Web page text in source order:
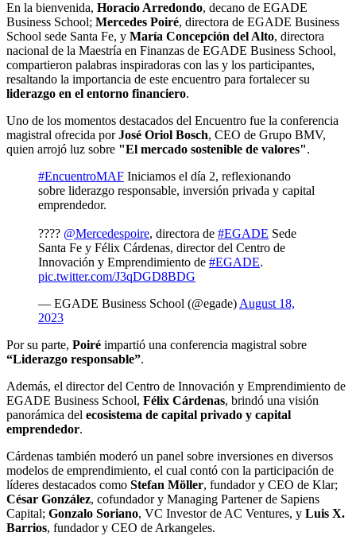
En la bienvenida, Horacio Arredondo, decano de EGADE
Business School; Mercedes Poiré, directora de EGADE Business
School sede Santa Fe, y María Concepción del Alto, directora
nacional de la Maestría en Finanzas de EGADE Business School,
compartieron palabras inspiradoras con las y los participantes,
resaltando la importancia de este encuentro para fortalecer su
liderazgo en el entorno financiero.
Uno de los momentos destacados del Encuentro fue la conferencia
magistral ofrecida porJosé Oriol Bosch, CEO de Grupo BMV,
quien arrojó luz sobre "El mercado sostenible de valores".
#EncuentroMAF Iniciamos el día 2, reflexionando
sobre liderazgo responsable, inversión privada y capital
emprendedor.
???? @Mercedespoire, directora de #EGADE Sede
Santa Fe y Félix Cárdenas, director del Centro de
Innovación y Emprendimiento de #EGADE.
pic.twitter.com/J3qDGD8BDG
— EGADE Business School (@egade)August 18,
2023
Por su parte, Poiré impartió una conferencia magistral sobre
“Liderazgo responsable”.
Además, el director del Centro de Innovación y Emprendimiento de
EGADE Business School, Félix Cárdenas, brindó una visión
panorámica del ecosistema de capital privado y capital
emprendedor.
Cárdenas también moderó un panel sobre inversiones en diversos
modelos de emprendimiento, el cual contó con la participación de
líderes destacados como Stefan Möller, fundador y CEO de Klar;
César González, cofundador y Managing Partener de Sapiens
Capital; Gonzalo Soriano, VC Investor de AC Ventures, y Luis X.
Barrios, fundador y CEO de Arkangeles.